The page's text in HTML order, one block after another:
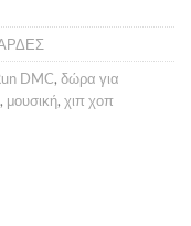
DMC, δώρα για
, μουσική, χιπ χοπ